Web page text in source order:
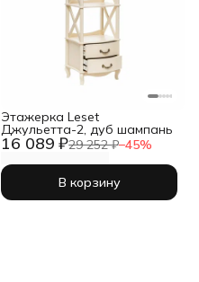
16 089 ₽29 252 ₽−45%
Этажерка Leset
Джульетта-2, дуб шампань
В корзину